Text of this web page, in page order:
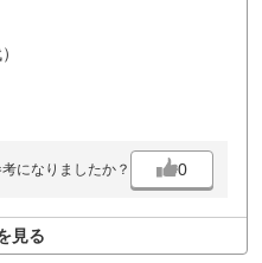
になりましたか？ 0
見る